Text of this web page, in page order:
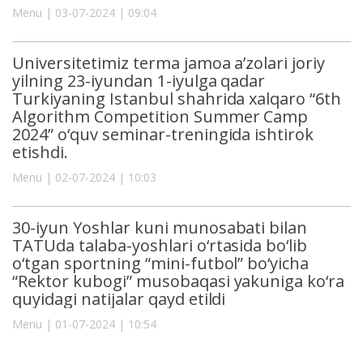
Menu | 03-07-2024 | 09:04
Universitetimiz terma jamoa a’zolari joriy
yilning 23-iyundan 1-iyulga qadar
Turkiyaning Istanbul shahrida xalqaro “6th
Algorithm Competition Summer Camp
2024” o‘quv seminar-treningida ishtirok
etishdi.
Menu | 02-07-2024 | 10:03
30-iyun Yoshlar kuni munosabati bilan
TATUda talaba-yoshlari o‘rtasida bo‘lib
o‘tgan sportning “mini-futbol” bo‘yicha
“Rektor kubogi” musobaqasi yakuniga ko‘ra
quyidagi natijalar qayd etildi
Menu | 01-07-2024 | 10:54